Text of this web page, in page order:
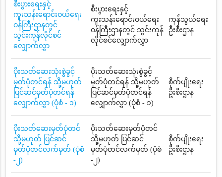
စီးပွားရေးနှင့်
ကူးသန်းရောင်းဝယ်ရေး
ဝန်ကြီးဌာနတွင်
သွင်းကုန်လိုင်စင်
လျှောက်လွှာ
စီးပွားရေးနှင့်
ကူးသန်းရောင်းဝယ်ရေး
ဝန်ကြီးဌာနတွင် သွင်းကုန်
လိုင်စင်လျှောက်လွှာ
ကုန်သွယ်ရေး
ဦးစီးဌာန
ပိုးသတ်ဆေးသုံးစွဲခွင့်
မှတ်ပုံတင်ရန် သို့မဟုတ်
ပြင်ဆင်မှတ်ပုံတင်ရန်
လျှောက်လွှာ (ပုံစံ - ၁)
ပိုးသတ်ဆေးသုံးစွဲခွင့်
မှတ်ပုံတင်ရန် သို့မဟုတ်
ပြင်ဆင်မှတ်ပုံတင်ရန်
လျှောက်လွှာ (ပုံစံ - ၁)
စိုက်ပျိုးရေး
ဦးစီးဌာန
ပိုးသတ်ဆေးမှတ်ပုံတင်
သို့မဟုတ် ပြင်ဆင်
မှတ်ပုံတင်လက်မှတ် (ပုံစံ
-၂)
ပိုးသတ်ဆေးမှတ်ပုံတင်
သို့မဟုတ် ပြင်ဆင်
မှတ်ပုံတင်လက်မှတ် (ပုံစံ
-၂)
စိုက်ပျိုးရေး
ဦးစီးဌာန